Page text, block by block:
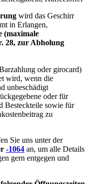
wird das Geschirr
in Erlangen,
(maximale
28, zur Abholung
oder girocard)
wird, wenn die
unbeschädigt
oder für
Besteckteile sowie für
zu
Sie uns unter der
-1064 an, um alle Details
gern entgegen und